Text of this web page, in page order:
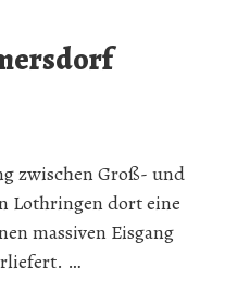
zwischen Groß- und
Lothringen dort eine
massiven Eisgang
…